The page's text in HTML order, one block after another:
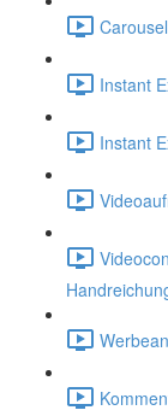
Instant
Instant